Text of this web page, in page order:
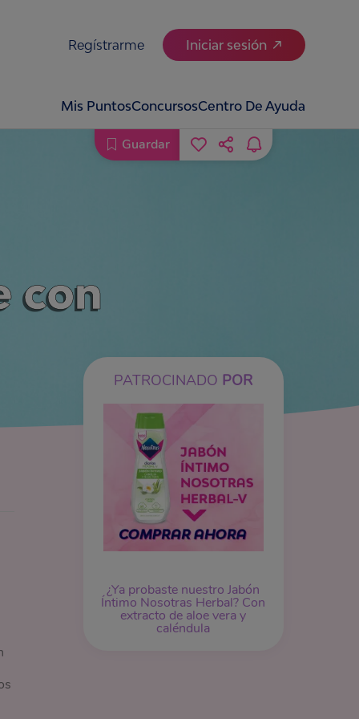
Regístrarme Iniciar sesión
Mis PuntosConcursosCentro De Ayuda
con
PATROCINADO POR
¿Ya probaste nuestro Jabón
Íntimo Nosotras Herbal? Con
extracto de aloe vera y
caléndula
Guardar